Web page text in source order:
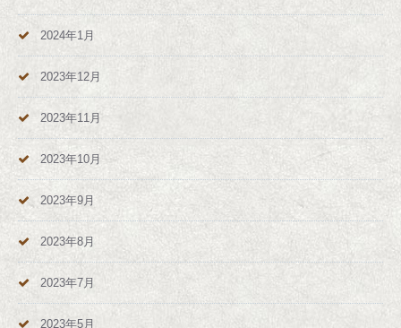
2024年1月
2023年12月
2023年11月
2023年10月
2023年9月
2023年8月
2023年7月
2023年5月